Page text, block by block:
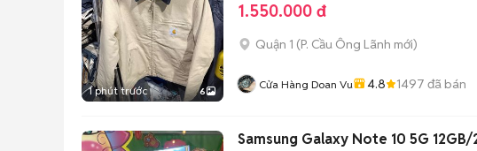
1 phút trước 6
1.550.000 đ
Quận 1 (P. Cầu Ông Lãnh mới)
Cửa Hàng Doan Vu 4.8 1497 đã bán
Samsung Galaxy Note 10 5G